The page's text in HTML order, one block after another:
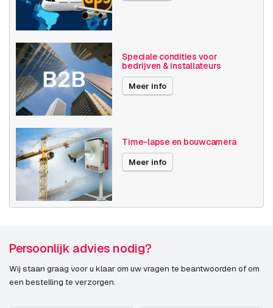
Speciale condities voor
bedrijven & installateurs
Meer info
Time-lapse en bouwcamera
Meer info
Persoonlijk advies nodig?
Wij staan graag voor u klaar om uw vragen te beantwoorden of om
een bestelling te verzorgen.